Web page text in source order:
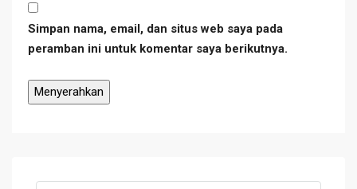
Simpan nama, email, dan situs web saya pada
peramban ini untuk komentar saya berikutnya.